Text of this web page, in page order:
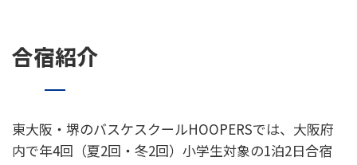
合宿紹介
東大阪・堺のバスケスクールHOOPERSでは、大阪府
内で年4回（夏2回・冬2回）小学生対象の1泊2日合宿